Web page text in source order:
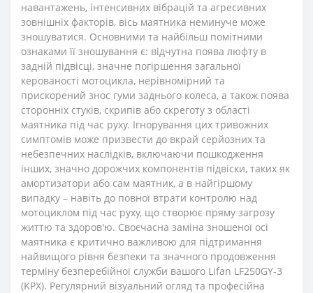
навантажень, інтенсивних вібрацій та агресивних
зовнішніх факторів, вісь маятника неминуче може
зношуватися. Основними та найбільш помітними
ознаками її зношування є: відчутна поява люфту в
задній підвісці, значне погіршення загальної
керованості мотоцикла, нерівномірний та
прискорений знос гуми заднього колеса, а також поява
сторонніх стуків, скрипів або скреготу з області
маятника під час руху. Ігнорування цих тривожних
симптомів може призвести до вкрай серйозних та
небезпечних наслідків, включаючи пошкодження
інших, значно дорожчих компонентів підвіски, таких як
амортизатори або сам маятник, а в найгіршому
випадку – навіть до повної втрати контролю над
мотоциклом під час руху, що створює пряму загрозу
життю та здоров'ю. Своєчасна заміна зношеної осі
маятника є критично важливою для підтримання
найвищого рівня безпеки та значного продовження
терміну безперебійної служби вашого Lifan LF250GY-3
(KPX). Регулярний візуальний огляд та професійна